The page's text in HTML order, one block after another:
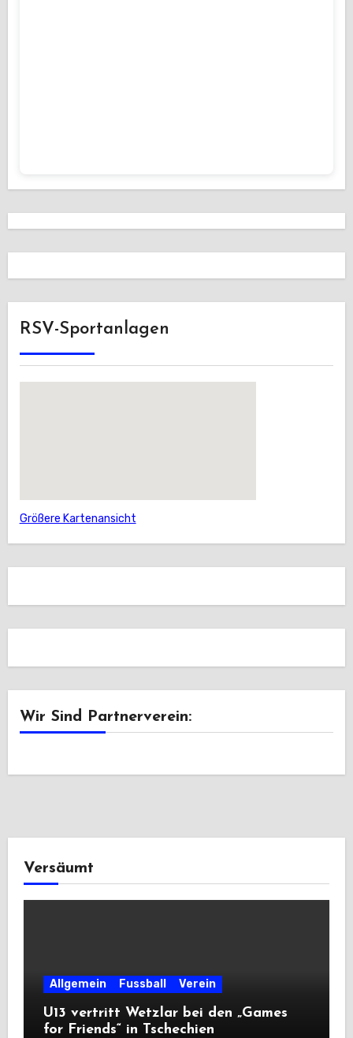
RSV-Sportanlagen
Größere Kartenansicht
Wir Sind Partnerverein:
Versäumt
Allgemein Fussball Verein
U13 vertritt Wetzlar bei den „Games
for Friends“ in Tschechien